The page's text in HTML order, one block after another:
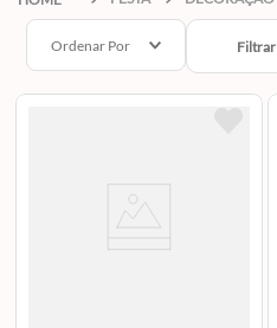
Ordenar Por Filtrar